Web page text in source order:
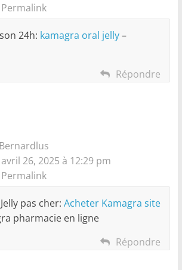
Permalink
24h: kamagra oral jelly–
Répondre
Bernardlus
avril 26, 2025 à 12:29 pm
Permalink
pas cher: Acheter Kamagra site
pharmacie en ligne
Répondre